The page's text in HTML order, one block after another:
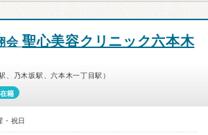
会 聖心美容クリニック六本木
、乃木坂駅、六本木一丁目駅）
籍
・祝日